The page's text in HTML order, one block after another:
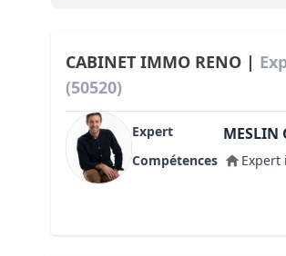
Règles
Lecture et
Droit de
Estimer le droit
CABINET IMMO RENO |
(50520)
Expert MESLIN
Compétences